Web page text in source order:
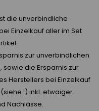
die unverbindliche
Einzelkauf aller im Set
zur unverbindlichen
die Ersparnis zur
Herstellers bei Einzelkauf
¹) inkl. etwaiger
Nachlässe.